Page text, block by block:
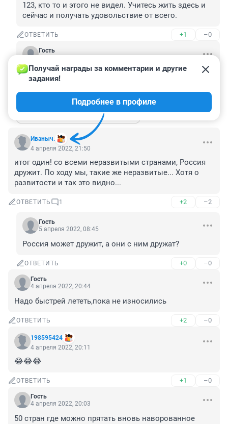
123, кто то и этого не видел. Учитесь жить здесь и
сейчас и получать удовольствие от всего.
ОТВЕТИТЬ +1 –0
Гость
Наступает время дожития.
ОТВЕТИТЬ +1 –0
Показать ещё 2 ответа
Иваныч.
Получай награды за комментарии и другие
задания!
Подробнее в профиле
4 апреля 2022, 21:50
итог один! со всеми неразвитыми странами, Россия
дружит. По ходу мы, такие же неразвитые... Хотя о
развитости и так это видно...
ОТВЕТИТЬ 1 +2 –2
Гость
5 апреля 2022, 08:45
Россия может дружит, а они с ним дружат?
ОТВЕТИТЬ +0 –0
Гость
4 апреля 2022, 20:44
Надо быстрей лететь,пока не износились
ОТВЕТИТЬ +2 –0
198595424
4 апреля 2022, 20:11
😂😂😂
ОТВЕТИТЬ +1 –0
Гость
4 апреля 2022, 20:03
50 стран где можно прятать вновь наворованное